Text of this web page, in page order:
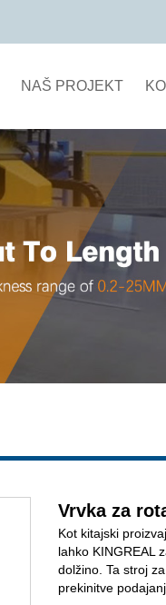
NAŠ PROJEKT
Vrvka za
Kot kitajski
lahko KINGREAL
dolžino. Ta stroj
prekinitve